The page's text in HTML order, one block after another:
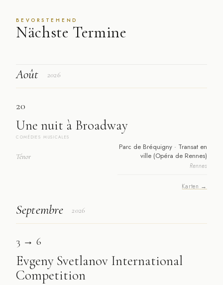
BEVORSTEHEND
Nächste Termine
Août 2026
20
Une nuit à Broadway
COMÉDIES MUSICALES
Ténor
Parc de Bréquigny · Transat en
ville (Opéra de Rennes)
Rennes
Karten →
Septembre 2026
3 → 6
Evgeny Svetlanov International
Competition